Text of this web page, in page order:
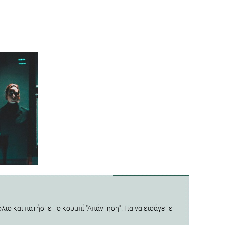
και πατήστε το κουμπί "Απάντηση". Για να εισάγετε